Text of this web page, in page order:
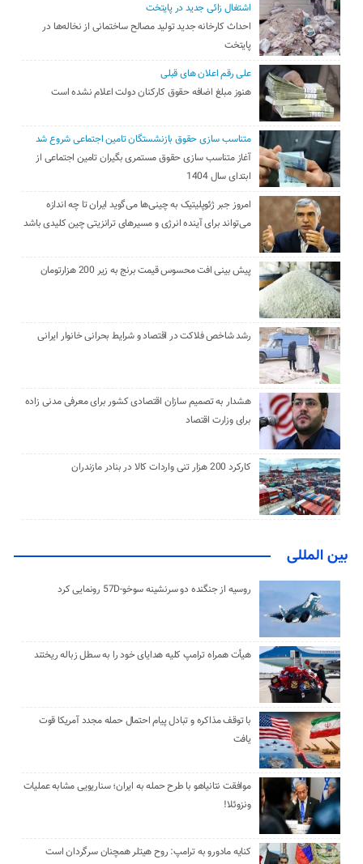
اشتغال زائی جدید در پایتخت
احداث کارخانه جدید تولید مصالح ساختمانی از نخاله‌ها در
پایتخت
علی رقم اعلان های قبلی
هنوز مبلغ اضافه حقوق کارکنان دولت اعلام نشده است
متناسب سازی حقوق بازنشستگان تامین اجتماعی شروع شد
آغاز متناسب سازی حقوق مستمری بگیران تامین اجتماعی از
ابتدای سال 1404
امروز جبر ژئوپلیتیک به چینی‌ها می‌گوید ایران تا چه اندازه
می‌تواند برای آینده انرژی و مسیرهای ترانزیتی چین کلیدی باشد
پیش بینی افت محسوس قیمت برنج به زیر 200 هزارتومان
رشد شاخص فلاکت در اقتصاد و شرایط بحرانی خانوار ایرانی
هشدار به تصمیم سازان اقتصادی کشور برای معرفی مدنی زاده
برای وزارت اقتصاد
کارکرد 200 هزار تنی واردات کالا در بنادر مازندران
بین المللی
روسیه از جنگنده دو سرنشینه سوخو-57D رونمایی کرد
هیأت همراه ترامپ کلیه هدایای خود را به سطل زباله ریختند
با توقف مذاکره و تبادل پیام احتمال حمله مجدد آمریکا قوت
یافت
موافقت نتانیاهو با طرح حمله به ایران؛ سناریویی مشابه عملیات
ونزوئلا!
کنایه مادورو به ترامپ: روح هیتلر همچنان سرگردان است